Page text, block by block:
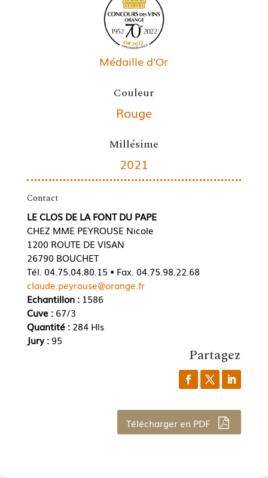
Médaille d'Or
Couleur
Rouge
Millésime
2021
Contact
LE CLOS DE LA FONT DU PAPE
CHEZ MME PEYROUSE Nicole
1200 ROUTE DE VISAN
26790 BOUCHET
Tél. 04.75.04.80.15 • Fax. 04.75.98.22.68
claude.peyrouse@orange.fr
Echantillon :1586
Cuve : 67/3
Quantité : 284 Hls
Jury : 95
Partagez
Télécharger en PDF